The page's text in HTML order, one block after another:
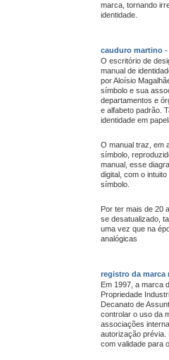
marca, tornando
identidade.
cauduro martino
O escritório de
manual de
por Aloísio
símbolo e sua
departamentos e
e alfabeto padrão.
identidade em
O manual traz, em
símbolo,
manual, esse
digital, com o
símbolo.
Por ter mais de 20
se desatualizado,
uma vez que na
analógicas
registro da marca
Em 1997, a marca
Propriedade
Decanato de
controlar o uso da
associações
autorização prévia.
com validade para